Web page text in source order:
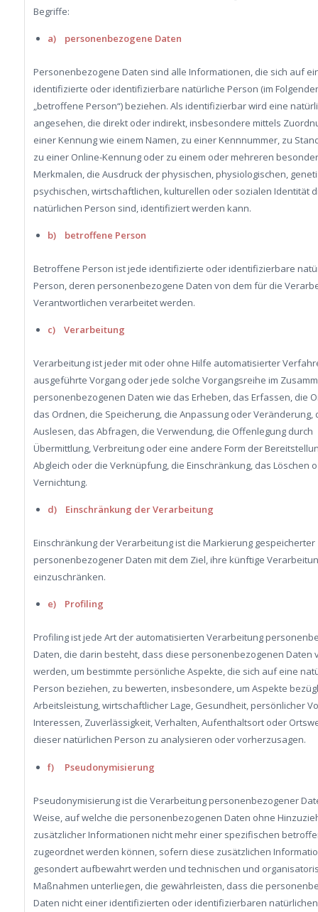
Begriffe:
a) personenbezogene Daten
Personenbezogene Daten sind alle Informationen, die sich auf
identifizierte oder identifizierbare natürliche Person (im
„betroffene Person“) beziehen. Als identifizierbar wird eine
angesehen, die direkt oder indirekt, insbesondere mittels
einer Kennung wie einem Namen, zu einer Kennnummer, zu
zu einer Online-Kennung oder zu einem oder mehreren
Merkmalen, die Ausdruck der physischen, physiologischen,
psychischen, wirtschaftlichen, kulturellen oder sozialen Identität
natürlichen Person sind, identifiziert werden kann.
b) betroffene Person
Betroffene Person ist jede identifizierte oder identifizierbare
Person, deren personenbezogene Daten von dem für die
Verantwortlichen verarbeitet werden.
c) Verarbeitung
Verarbeitung ist jeder mit oder ohne Hilfe automatisierter
ausgeführte Vorgang oder jede solche Vorgangsreihe im
personenbezogenen Daten wie das Erheben, das Erfassen, die
das Ordnen, die Speicherung, die Anpassung oder Veränderung,
Auslesen, das Abfragen, die Verwendung, die Offenlegung durch
Übermittlung, Verbreitung oder eine andere Form der
Abgleich oder die Verknüpfung, die Einschränkung, das Löschen
Vernichtung.
d) Einschränkung der Verarbeitung
Einschränkung der Verarbeitung ist die Markierung gespeicherter
personenbezogener Daten mit dem Ziel, ihre künftige
einzuschränken.
e) Profiling
Profiling ist jede Art der automatisierten Verarbeitung
Daten, die darin besteht, dass diese personenbezogenen Daten
werden, um bestimmte persönliche Aspekte, die sich auf eine
Person beziehen, zu bewerten, insbesondere, um Aspekte
Arbeitsleistung, wirtschaftlicher Lage, Gesundheit, persönlicher
Interessen, Zuverlässigkeit, Verhalten, Aufenthaltsort oder
dieser natürlichen Person zu analysieren oder vorherzusagen.
f) Pseudonymisierung
Pseudonymisierung ist die Verarbeitung personenbezogener
Weise, auf welche die personenbezogenen Daten ohne
zusätzlicher Informationen nicht mehr einer spezifischen
zugeordnet werden können, sofern diese zusätzlichen
gesondert aufbewahrt werden und technischen und
Maßnahmen unterliegen, die gewährleisten, dass die
Daten nicht einer identifizierten oder identifizierbaren